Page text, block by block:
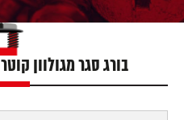
בורג סגר מגולוון קוטר 2\1 – קופסא 150 יח'